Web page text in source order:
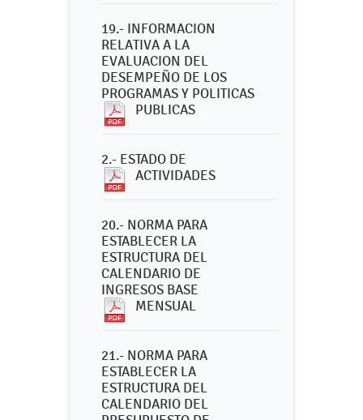
19.- INFORMACION
RELATIVA A LA
EVALUACION DEL
DESEMPEÑO DE LOS
PROGRAMAS Y POLITICAS
PUBLICAS
2.- ESTADO DE
ACTIVIDADES
20.- NORMA PARA
ESTABLECER LA
ESTRUCTURA DEL
CALENDARIO DE
INGRESOS BASE
MENSUAL
21.- NORMA PARA
ESTABLECER LA
ESTRUCTURA DEL
CALENDARIO DEL